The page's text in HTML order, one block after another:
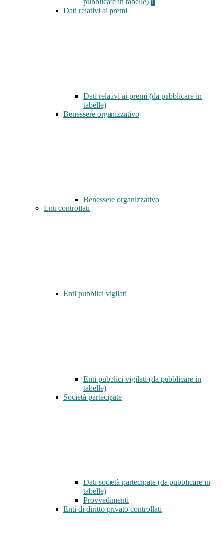
pubblicare in tabelle)
Dati relativi ai premi
Dati relativi ai premi (da pubblicare in
tabelle)
Benessere organizzativo
Benessere organizzativo
Enti controllati
Enti pubblici vigilati
Enti pubblici vigilati (da pubblicare in
tabelle)
Società partecipate
Dati società partecipate (da pubblicare in
tabelle)
Provvedimenti
Enti di diritto privato controllati